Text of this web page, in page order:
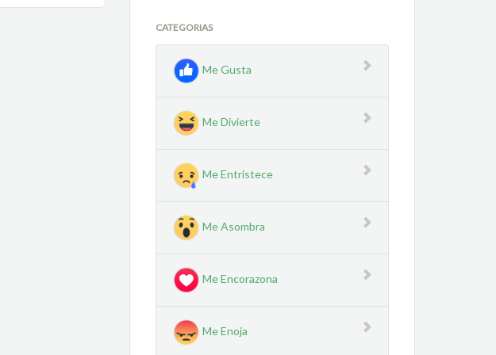
CATEGORIAS
Me Gusta
Me Divierte
Me Entristece
Me Asombra
Me Encorazona
Me Enoja